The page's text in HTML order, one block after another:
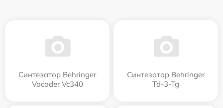
Синтезатор Behringer
Vocoder Vc340
Синтезатор Behringer
Td-3-Tg